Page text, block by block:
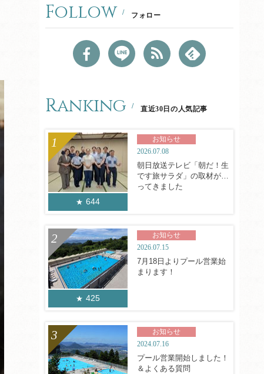
Follow フォロー
Ranking 直近30日の人気記事
644
お知らせ
2026.07.08
朝日放送テレビ「朝だ！生
です旅サラダ」の取材がや
ってきました
425
お知らせ
2026.07.15
7月18日よりプール営業始
まります！
お知らせ
2024.07.16
プール営業開始しました！
＆よくある質問